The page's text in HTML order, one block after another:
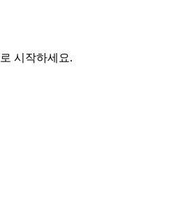
시작하세요.